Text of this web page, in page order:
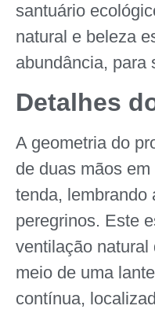
santuário
natural e beleza
abundância, para
Detalhes
A geometria do
de duas mãos
tenda, lembrando
peregrinos. Este
ventilação natural
meio de uma
contínua,